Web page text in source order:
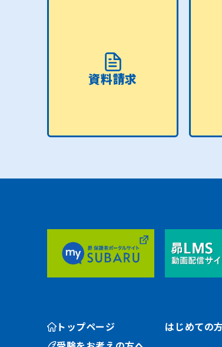
資料請求
トップページ
はじめての